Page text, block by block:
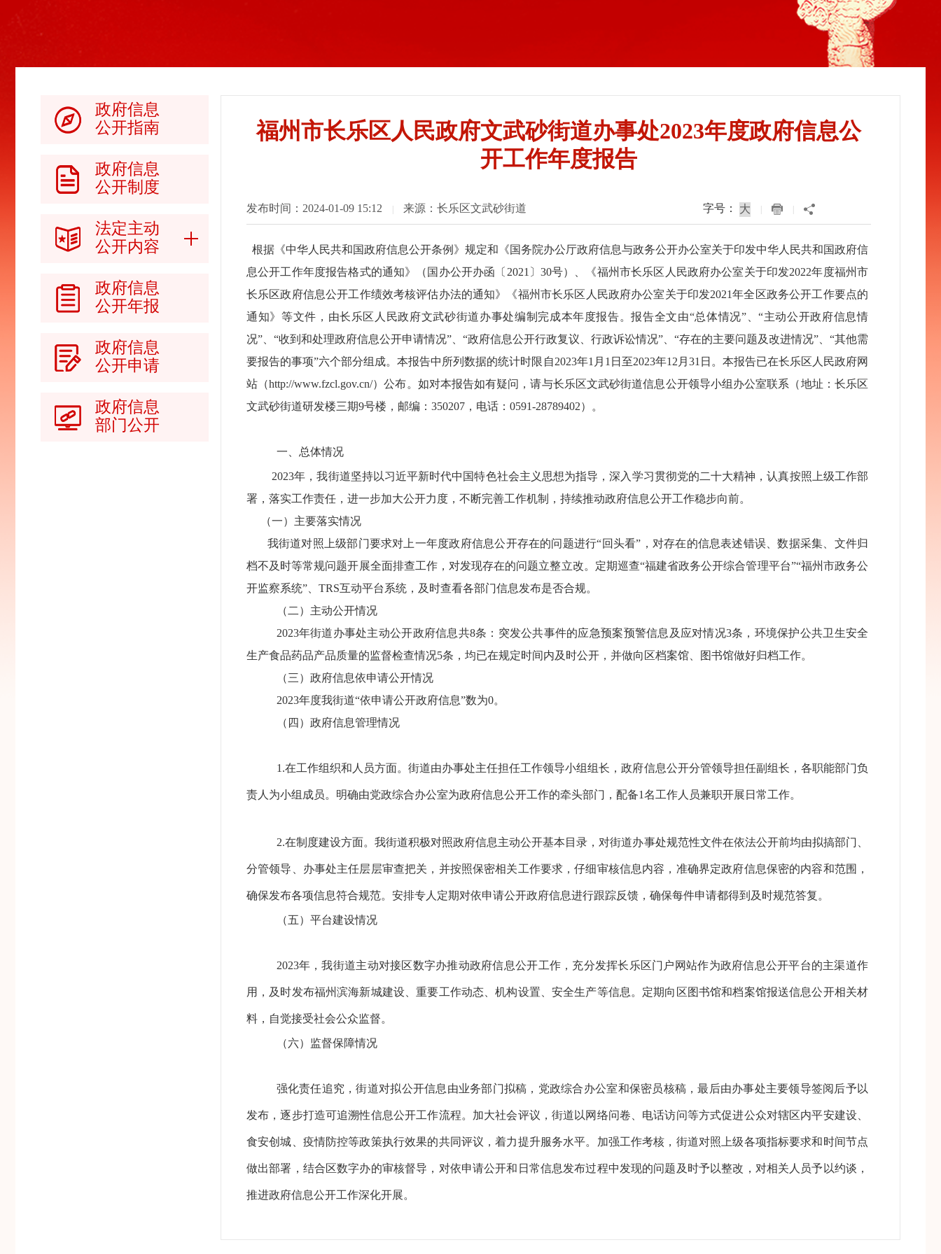
政府信息
公开指南
政府信息
公开制度
法定主动
公开内容
政府信息
公开年报
政府信息
公开申请
政府信息
部门公开
福州市长乐区人民政府文武砂街道办事处2023年度政府信息公
开工作年度报告
发布时间：2024-01-09 15:12 来源：长乐区文武砂街道 字号：
根据《中华人民共和国政府信息公开条例》规定和《国务院办公厅政府信息与政务公开办公室关于印发中华人民共和国政府信
息公开工作年度报告格式的通知》（国办公开办函〔2021〕30号）、《福州市长乐区人民政府办公室关于印发2022年度福州市
长乐区政府信息公开工作绩效考核评估办法的通知》《福州市长乐区人民政府办公室关于印发2021年全区政务公开工作要点的
通知》 等文件， 由长乐区人民政府文武砂街道办事处编制完成本年度报告。报告全文由“总体情况”、“主动公开政府信息情
况”、“收到和处理政府信息公开申请情况”、“政府信息公开行政复议、行政诉讼情况”、“存在的主要问题及改进情况”、“其他需
要报告的事项”六个部分组成。本报告中所列数据的统计时限自2023年1月1日至2023年12月31日。本报告已在长乐区人民政府网
站（http://www.fzcl.gov.cn/）公布。如对本报告如有疑问，请与长乐区文武砂街道信息公开领导小组办公室联系（地址：长乐区
文武砂街道研发楼三期9号楼，邮编：350207，电话：0591-28789402）。
一、 总体情况
2023年，我街道坚持以习近平新时代中国特色社会主义思想为指导，深入学习贯彻党的二十大精神，认真按照上级工作部
署，落实工作责任，进一步加大公开力度，不断完善工作机制，持续推动政府信息公开工作稳步向前。
（一）主要落实情况
我街道对照上级部门要求对上一年度政府信息公开存在的问题进行“回头看”，对存在的信息表述错误、数据采集、文件归
档不及时等常规问题开展全面排查工作，对发现存在的问题立整立改。定期巡查“福建省政务公开综合管理平台”“福州市政务公
开监察系统”、TRS互动平台系统，及时查看各部门信息发布是否合规。
（二）主动公开情况
2023年街道办事处主动公开政府信息共8条： 突发公共事件的应急预案预警信息及应对情况3条，环境保护公共卫生安全
生产食品药品产品质量的监督检查情况5条，均已在规定时间内及时公开，并做向区档案馆、图书馆做好归档工作。
（三）政府信息依申请公开情况
2023年度我街道“依申请公开政府信息”数为0。
（四）政府信息管理情况
1.在工作组织和人员方面。街道由办事处主任担任工作领导小组组长，政府信息公开分管领导担任副组长，各职能部门负
责人为小组成员。明确由党政综合办公室为政府信息公开工作的牵头部门，配备1名工作人员兼职开展日常工作。
2.在制度建设方面。我街道积极对照政府信息主动公开基本目录，对街道办事处规范性文件在依法公开前均由拟搞部门、
分管领导、办事处主任层层审查把关，并按照保密相关工作要求，仔细审核信息内容，准确界定政府信息保密的内容和范围，
确保发布各项信息符合规范。安排专人定期对依申请公开政府信息进行跟踪反馈，确保每件申请都得到及时规范答复。
（五）平台建设情况
2023年，我街道主动对接区数字办推动政府信息公开工作，充分发挥长乐区门户网站作为政府信息公开平台的主渠道作
用，及时发布福州滨海新城建设、重要工作动态、机构设置、安全生产等信息。定期向区图书馆和档案馆报送信息公开相关材
料，自觉接受社会公众监督。
（六）监督保障情况
强化责任追究，街道对拟公开信息由业务部门拟稿，党政综合办公室和保密员核稿，最后由办事处主要领导签阅后予以
发布，逐步打造可追溯性信息公开工作流程。加大社会评议，街道以网络问卷、电话访问等方式促进公众对辖区内平安建设、
食安创城、疫情防控等政策执行效果的共同评议，着力提升服务水平。加强工作考核，街道对照上级各项指标要求和时间节点
做出部署，结合区数字办的审核督导，对依申请公开和日常信息发布过程中发现的问题及时予以整改，对相关人员予以约谈，
推进政府信息公开工作深化开展。